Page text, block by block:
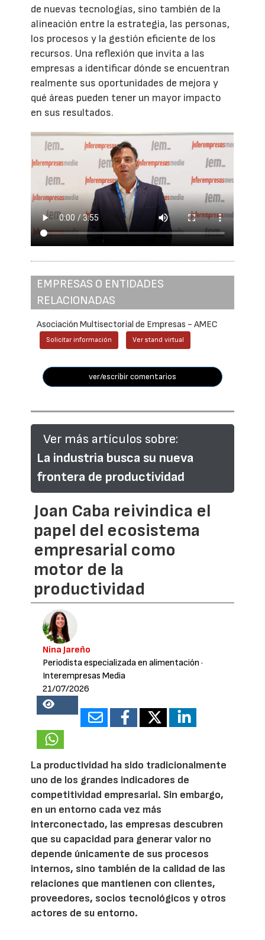
de nuevas tecnologías, sino también de la
alineación entre la estrategia, las personas,
los procesos y la gestión eficiente de los
recursos. Una reflexión que invita a las
empresas a identificar dónde se encuentran
realmente sus oportunidades de mejora y
qué áreas pueden tener un mayor impacto
en sus resultados.
EMPRESAS O ENTIDADES
RELACIONADAS
Asociación Multisectorial de Empresas - AMEC
Solicitar información Ver stand virtual
ver/escribir comentarios
Ver más artículos sobre:
La industria busca su nueva
frontera de productividad
Joan Caba reivindica el
papel del ecosistema
empresarial como
motor de la
productividad
Nina Jareño
Periodista especializada en alimentación ·
Interempresas Media
21/07/2026
18621
La productividad ha sido tradicionalmente
uno de los grandes indicadores de
competitividad empresarial. Sin embargo,
en un entorno cada vez más
interconectado, las empresas descubren
que su capacidad para generar valor no
depende únicamente de sus procesos
internos, sino también de la calidad de las
relaciones que mantienen con clientes,
proveedores, socios tecnológicos y otros
actores de su entorno.